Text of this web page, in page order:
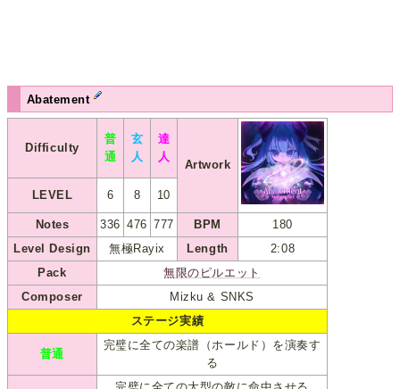
Abatement
Difficulty
普
通
玄
人
達
人
Artwork
LEVEL 6 8 10
Notes 336 476 777 BPM
180
Level Design
無極Rayix Length
2:08
Pack
無限のピルエット
Composer
Mizku & SNKS
ステージ実績
普通
完璧に全ての楽譜（ホールド）を演奏す
る